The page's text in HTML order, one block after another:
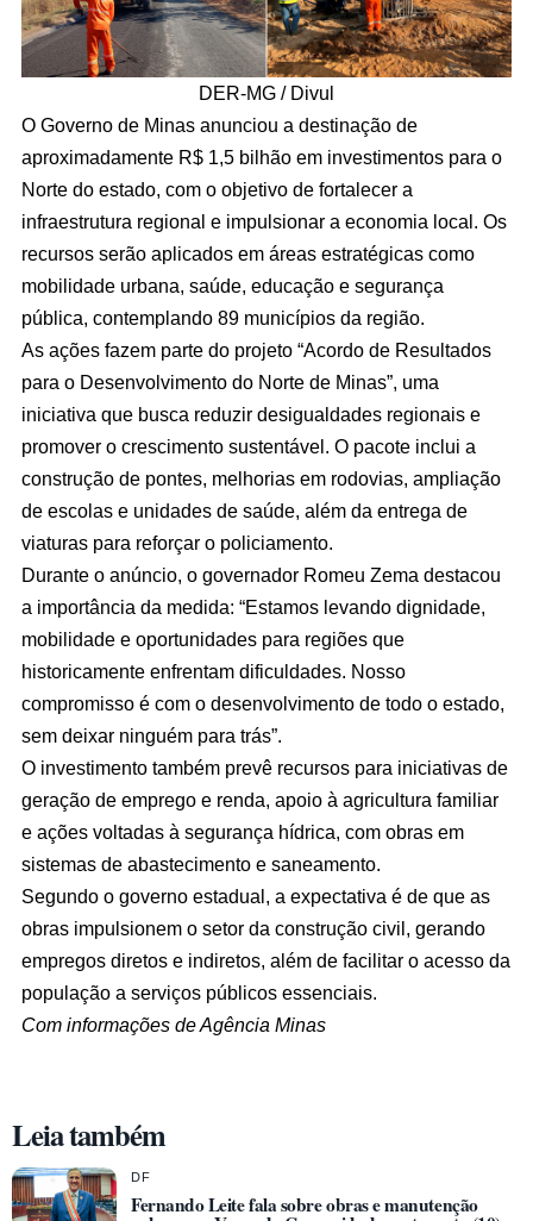
DER-MG / Divul
O Governo de Minas anunciou a destinação de
aproximadamente R$ 1,5 bilhão em investimentos para o
Norte do estado, com o objetivo de fortalecer a
infraestrutura regional e impulsionar a economia local. Os
recursos serão aplicados em áreas estratégicas como
mobilidade urbana, saúde, educação e segurança
pública, contemplando 89 municípios da região.
As ações fazem parte do projeto “Acordo de Resultados
para o Desenvolvimento do Norte de Minas”, uma
iniciativa que busca reduzir desigualdades regionais e
promover o crescimento sustentável. O pacote inclui a
construção de pontes, melhorias em rodovias, ampliação
de escolas e unidades de saúde, além da entrega de
viaturas para reforçar o policiamento.
Durante o anúncio, o governador Romeu Zema destacou
a importância da medida: “Estamos levando dignidade,
mobilidade e oportunidades para regiões que
historicamente enfrentam dificuldades. Nosso
compromisso é com o desenvolvimento de todo o estado,
sem deixar ninguém para trás”.
O investimento também prevê recursos para iniciativas de
geração de emprego e renda, apoio à agricultura familiar
e ações voltadas à segurança hídrica, com obras em
sistemas de abastecimento e saneamento.
Segundo o governo estadual, a expectativa é de que as
obras impulsionem o setor da construção civil, gerando
empregos diretos e indiretos, além de facilitar o acesso da
população a serviços públicos essenciais.
Com informações de Agência Minas
Leia também
DF
Fernando Leite fala sobre obras e manutenção